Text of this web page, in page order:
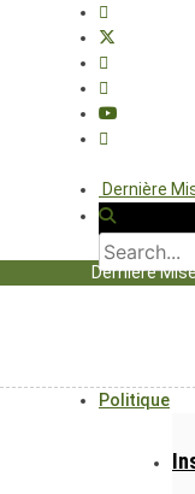
Dernière
Dernière
Politique